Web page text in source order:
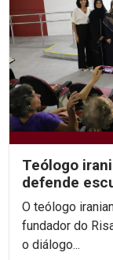
Teólogo
defende
base de
O teólogo
fundador do
o diálogo...